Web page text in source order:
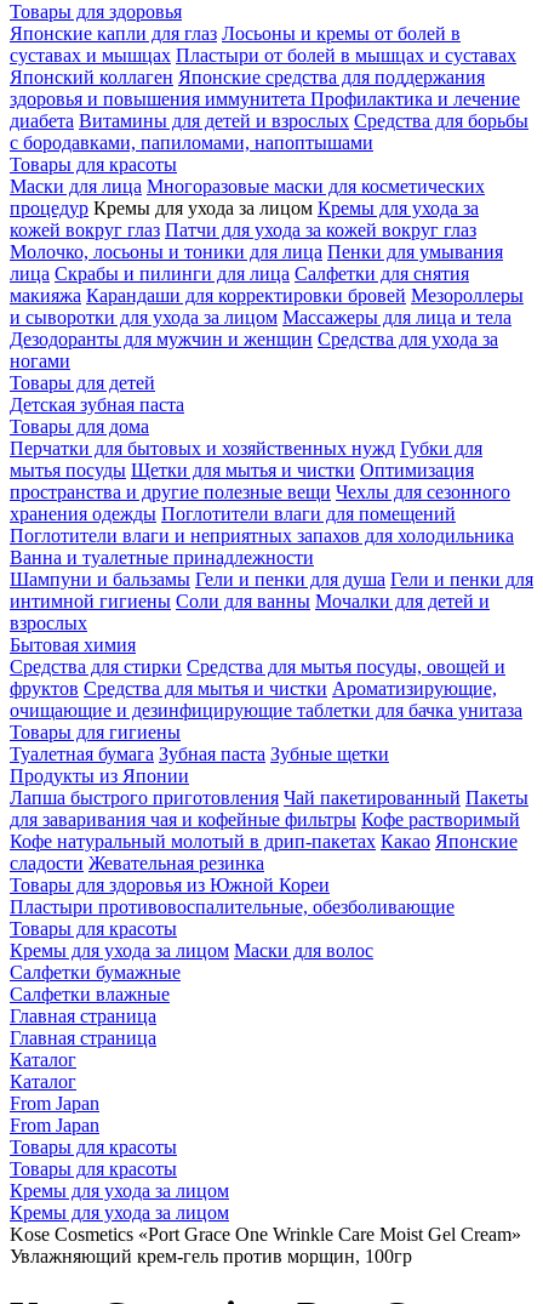
Товары для здоровья
Японские капли для глаз Лосьоны и кремы от болей в
суставах и мышцах Пластыри от болей в мышцах и суставах
Японский коллаген Японские средства для поддержания
здоровья и повышения иммунитета Профилактика и лечение
диабета Витамины для детей и взрослых Средства для борьбы
с бородавками, папиломами, напоптышами
Товары для красоты
Маски для лица Многоразовые маски для косметических
процедур Кремы для ухода за лицом Кремы для ухода за
кожей вокруг глаз Патчи для ухода за кожей вокруг глаз
Молочко, лосьоны и тоники для лица Пенки для умывания
лица Скрабы и пилинги для лица Салфетки для снятия
макияжа Карандаши для корректировки бровей Мезороллеры
и сыворотки для ухода за лицом Массажеры для лица и тела
Дезодоранты для мужчин и женщин Средства для ухода за
ногами
Товары для детей
Детская зубная паста
Товары для дома
Перчатки для бытовых и хозяйственных нужд Губки для
мытья посуды Щетки для мытья и чистки Оптимизация
пространства и другие полезные вещи Чехлы для сезонного
хранения одежды Поглотители влаги для помещений
Поглотители влаги и неприятных запахов для холодильника
Ванна и туалетные принадлежности
Шампуни и бальзамы Гели и пенки для душа Гели и пенки для
интимной гигиены Соли для ванны Мочалки для детей и
взрослых
Бытовая химия
Средства для стирки Средства для мытья посуды, овощей и
фруктов Средства для мытья и чистки Ароматизирующие,
очищающие и дезинфицирующие таблетки для бачка унитаза
Товары для гигиены
Туалетная бумага Зубная паста Зубные щетки
Продукты из Японии
Лапша быстрого приготовления Чай пакетированный Пакеты
для заваривания чая и кофейные фильтры Кофе растворимый
Кофе натуральный молотый в дрип-пакетах Какао Японские
сладости Жевательная резинка
Товары для здоровья из Южной Кореи
Пластыри противовоспалительные, обезболивающие
Товары для красоты
Кремы для ухода за лицом Маски для волос
Салфетки бумажные
Салфетки влажные
Главная страница
Главная страница
Каталог
Каталог
From Japan
From Japan
Товары для красоты
Товары для красоты
Кремы для ухода за лицом
Кремы для ухода за лицом
Kose Cosmetics «Port Grace One Wrinkle Care Moist Gel Cream»
Увлажняющий крем-гель против морщин, 100гр